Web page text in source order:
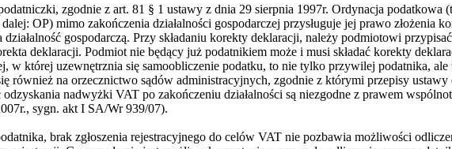
zgodnie z art. 81 § 1 ustawy z dnia 29 sierpnia 1997r. Ordynacja podatkowa
OP) mimo zakończenia działalności gospodarczej przysługuje jej prawo złożenia
działalność gospodarczą. Przy składaniu korekty deklaracji, należy podmiotowi
deklaracji. Podmiot nie będący już podatnikiem może i musi składać korekty
w której uzewnętrznia się samoobliczenie podatku, to nie tylko przywilej podatnika, ale
również na orzecznictwo sądów administracyjnych, zgodnie z którymi przepisy
nadwyżki VAT po zakończeniu działalności są niezgodne z prawem
sygn. akt I SA/Wr 939/07).
brak zgłoszenia rejestracyjnego do celów VAT nie pozbawia możliwości